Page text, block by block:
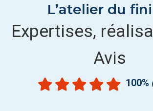
L’atelier du
Expertises,
Avis
100%